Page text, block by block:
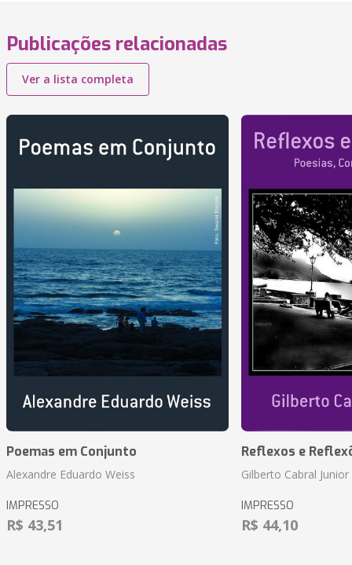
Publicações relacionadas
Ver a lista completa
Poemas em Conjunto
Alexandre Eduardo Weiss
IMPRESSO
R$ 43,51
Reflexos e
Gilberto Cabral Junior
IMPRESSO
R$ 44,10